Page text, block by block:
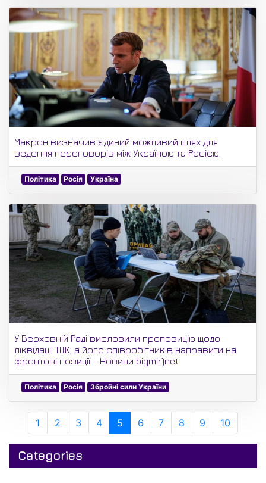
Макрон визначив єдиний можливий шлях для
ведення переговорів між Україною та Росією.
Політика Росія Україна
У Верховній Раді висловили пропозицію щодо
ліквідації ТЦК, а його співробітників направити на
фронтові позиції - Новини bigmir)net
Політика Росія Збройні сили України
1 2 3 4 5 6 7 8 9 10
Categories